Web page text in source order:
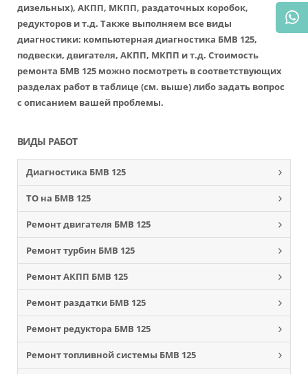
дизельных), АКПП, МКПП, раздаточных коробок,
редукторов и т.д. Также выполняем все виды
диагностики: компьютерная диагностика БМВ 125,
подвески, двигателя, АКПП, МКПП и т.д. Стоимость
ремонта БМВ 125 можно посмотреть в соответствующих
разделах работ в таблице (см. выше) либо задать вопрос
с описанием вашей проблемы.
ВИДЫ РАБОТ
Диагностика БМВ 125
ТО на БМВ 125
Ремонт двигателя БМВ 125
Ремонт турбин БМВ 125
Ремонт АКПП БМВ 125
Ремонт раздатки БМВ 125
Ремонт редуктора БМВ 125
Ремонт топливной системы БМВ 125